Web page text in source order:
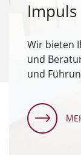
Wir bieten
und
und